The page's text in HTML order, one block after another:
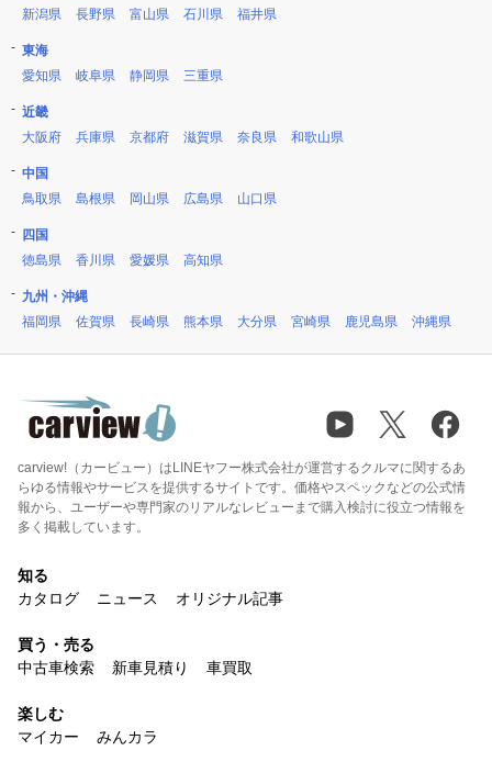
新潟県
長野県 富山県 石川県 福井県
東海
愛知県
岐阜県 静岡県 三重県
近畿
大阪府
兵庫県 京都府 滋賀県 奈良県 和歌山県
中国
鳥取県
島根県 岡山県 広島県 山口県
四国
徳島県
香川県 愛媛県 高知県
九州・沖縄
福岡県
佐賀県 長崎県 熊本県 大分県 宮崎県 鹿児島県 沖縄県
carview!（カービュー）はLINEヤフー株式会社が運営するクルマに関するあ
らゆる情報やサービスを提供するサイトです。価格やスペックなどの公式情
報から、ユーザーや専門家のリアルなレビューまで購入検討に役立つ情報を
多く掲載しています。
知る
カタログ
ニュース オリジナル記事
買う・売る
中古車検索
新車見積り 車買取
楽しむ
マイカー
みんカラ